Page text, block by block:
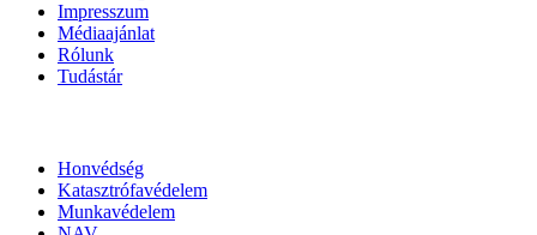
Impresszum
Médiaajánlat
Rólunk
Tudástár
Honvédség
Katasztrófavédelem
Munkavédelem